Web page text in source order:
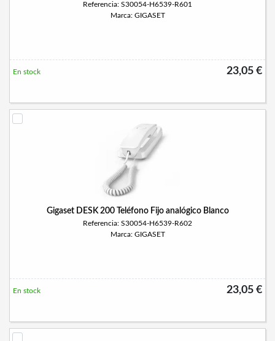
Referencia: S30054-H6539-R601
Marca: GIGASET
23,05 €
En stock
Gigaset DESK 200 Teléfono Fijo analógico Blanco
Referencia: S30054-H6539-R602
Marca: GIGASET
23,05 €
En stock